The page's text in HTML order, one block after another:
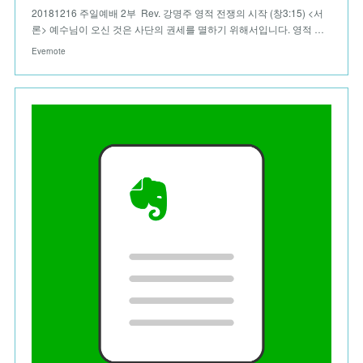
20181216 주일예배 2부 Rev. 강명주 영적 전쟁의 시작 (창‪3:15)‬ <서
론> 예수님이 오신 것은 사단의 권세를 멸하기 위해서입니다. 영적 …
Evernote